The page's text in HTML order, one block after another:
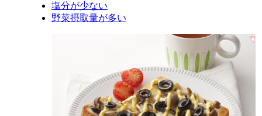
塩分が少ない
野菜摂取量が多い